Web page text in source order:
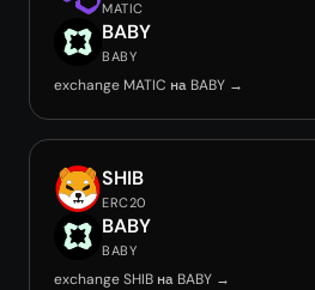
MATIC
BABY
BABY
exchange MATIC на BABY →
SHIB
ERC20
BABY
BABY
exchange SHIB на BABY →